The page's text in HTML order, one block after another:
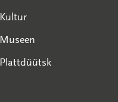
Kultur
Museen
Plattdüütsk